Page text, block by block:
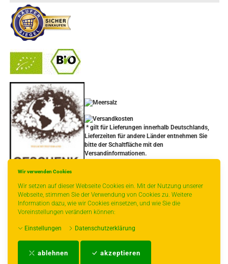
Wir verwenden Cookies
Wir setzen auf dieser Webseite Cookies ein. Mit der Nutzung unserer
Webseite, stimmen Sie der Verwendung von Cookies zu. Weitere
Information dazu, wie wir Cookies einsetzen, und wie Sie die
Voreinstellungen verändern können:
Einstellungen Datenschutzerklärung
ablehnen akzeptieren
* gilt für Lieferungen innerhalb Deutschlands,
Lieferzeiten für andere Länder entnehmen Sie
bitte der Schaltfläche mit den
Versandinformationen.
Impressum-AGB-Zahlungs- und Versandbedingungen